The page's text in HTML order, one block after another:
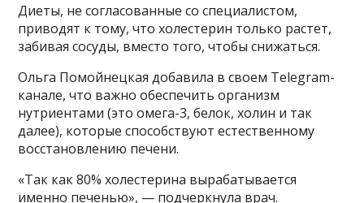
Диеты, не согласованные со специалистом,
приводят к тому, что холестерин только растет,
забивая сосуды, вместо того, чтобы снижаться.
Ольга Помойнецкая добавила в своем Telegram-
канале, что важно обеспечить организм
нутриентами (это омега-3, белок, холин и так
далее), которые способствуют естественному
восстановлению печени.
«Так как 80% холестерина вырабатывается
именно печенью», — подчеркнула врач.